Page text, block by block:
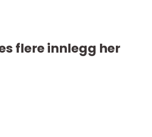
flere innlegg her